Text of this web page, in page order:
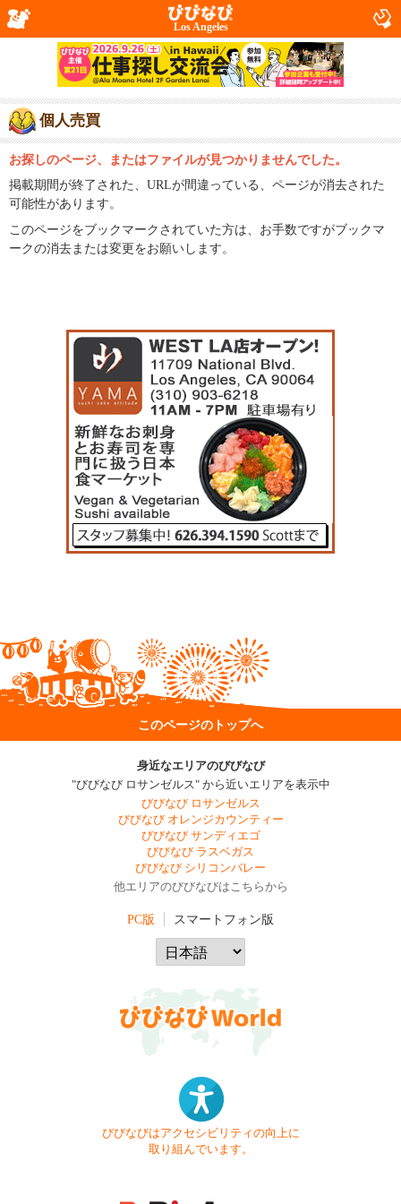
Los Angeles
個人売買
お探しのページ、またはファイルが見つかりませんでした。
掲載期間が終了された、URLが間違っている、ページが消去された
可能性があります。
このページをブックマークされていた方は、お手数ですがブックマ
ークの消去または変更をお願いします。
このページのトップへ
身近なエリアのびびなび
"びびなび ロサンゼルス" から近いエリアを表示中
びびなび ロサンゼルス
びびなび オレンジカウンティー
びびなび サンディエゴ
びびなび ラスベガス
びびなび シリコンバレー
他エリアのびびなびはこちらから
PC版 スマートフォン版
びびなびはアクセシビリティの向上に
取り組んでいます。